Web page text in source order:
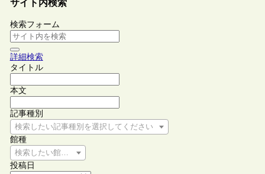
サイト内検索
検索フォーム
詳細検索
タイトル
本文
記事種別
検索したい記事種別を選択してください
館種
検索したい館種を選択してください
投稿日